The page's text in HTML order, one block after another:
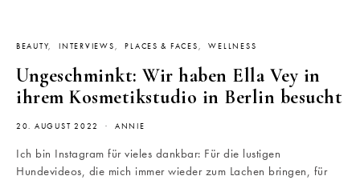
BEAUTY INTERVIEWS PLACES & FACES WELLNESS
Ungeschminkt: Wir haben Ella Vey in
ihrem Kosmetikstudio in Berlin besucht
20. AUGUST 2022 ANNIE
Ich bin Instagram für vieles dankbar: Für die lustigen
Hundevideos, die mich immer wieder zum Lachen bringen, für